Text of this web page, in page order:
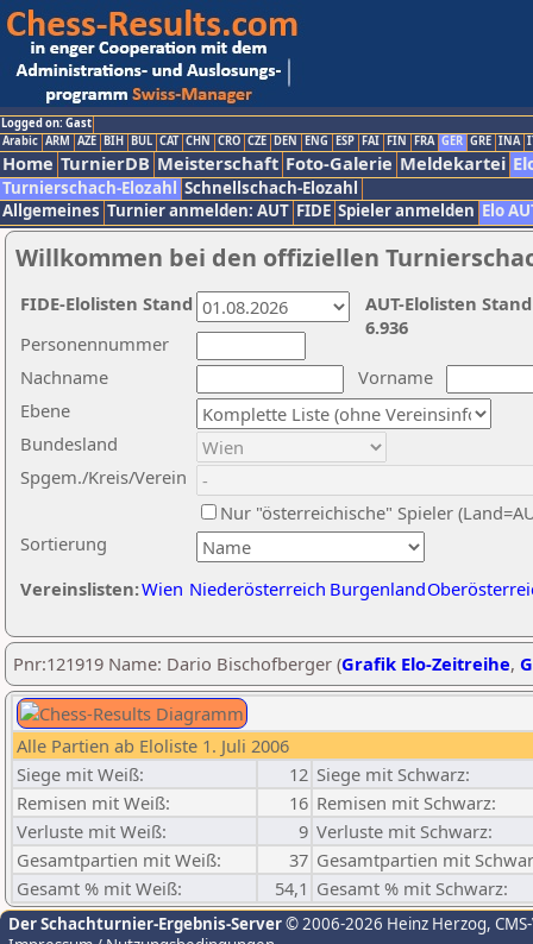
Logged on: Gast
Arabic ARM AZE BIH BUL CAT CHN CRO CZE DEN ENG ESP FAI FIN FRA GER GRE INA
Home TurnierDB Meisterschaft Foto-Galerie Meldekartei
Turnierschach-Elozahl Schnellschach-Elozahl
Allgemeines Turnier anmelden: AUT FIDE Spieler anmelden Elo
Willkommen bei den offiziellen
Nachname
Vorname
Ebene
Sortierung
Personennummer
Bundesland
Spgem./Kreis/Verein
Nur "österreichische" Spieler
Vereinslisten:Wien Niederösterreich Burgenland
AUT-Elolisten
6.936
FIDE-Elolisten Stand
Pnr:121919 Name: Dario Bischofberger (Grafik Elo-Zeitreihe,
Alle Partien ab Eloliste 1. Juli 2006
Siege mit Weiß:
12 Siege mit Schwarz:
Remisen mit Weiß:
16 Remisen mit Schwarz:
Verluste mit Weiß:
9 Verluste mit Schwarz:
Gesamtpartien mit Weiß:
37 Gesamtpartien mit
Gesamt % mit Weiß:
54,1 Gesamt % mit Schwarz:
Der Schachturnier-Ergebnis-Server© 2006-2026 Heinz Herzog,